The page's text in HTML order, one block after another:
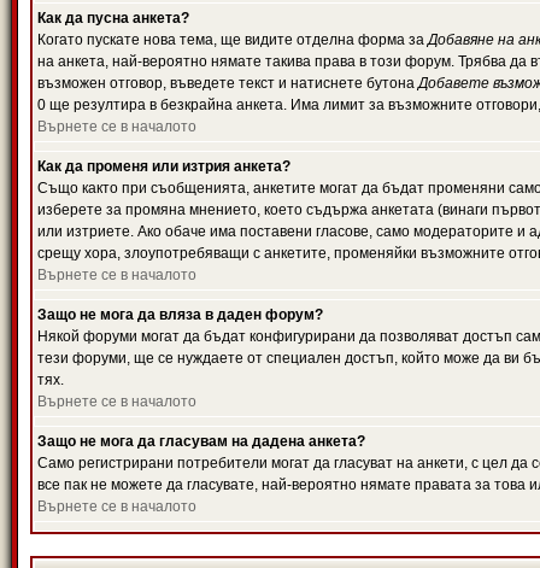
Как да пусна анкета?
Когато пускате нова тема, ще видите отделна форма заДобавяне на
на анкета, най-вероятно нямате такива права в този форум. Трябва да
възможен отговор, въведете текст и натиснете бутонаДобавете
0 ще резултира в безкрайна анкета. Има лимит за възможните
Върнете се в началото
Как да променя или изтрия анкета?
Също както при съобщенията, анкетите могат да бъдат променяни
изберете за промяна мнението, което съдържа анкетата (винаги
или изтриете. Ако обаче има поставени гласове, само модераторите и
срещу хора, злоупотребяващи с анкетите, променяйки възможните
Върнете се в началото
Защо не мога да вляза в даден форум?
Някой форуми могат да бъдат конфигурирани да позволяват достъп
тези форуми, ще се нуждаете от специален достъп, който може да ви
тях.
Върнете се в началото
Защо не мога да гласувам на дадена анкета?
Само регистрирани потребители могат да гласуват на анкети, с цел
все пак не можете да гласувате, най-вероятно нямате правата за това
Върнете се в началото